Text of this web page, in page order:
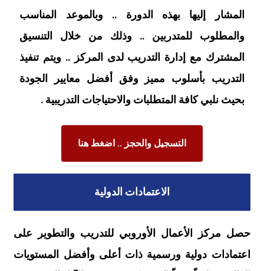
المشار إليها بهذه الدورة .. وبالموعد المناسب
والمطلوب للمتدربين .. وذلك من خلال التنسيق
المشترك مع إدارة التدريب لدى المركز .. ويتم تنفيذ
التدريب بأسلوب مميز وفق أفضل معايير الجودة
بحيث نلبي كافة المتطلبات والاحتياجات التدريبية .
التسجيل والحجز .. اضغط هنا
الاعتمادات الدولية
حصل مركز الأعمال الأوروبي للتدريب والتطوير على
اعتمادات دولية ورسمية ذات أعلى وأفضل المستويات